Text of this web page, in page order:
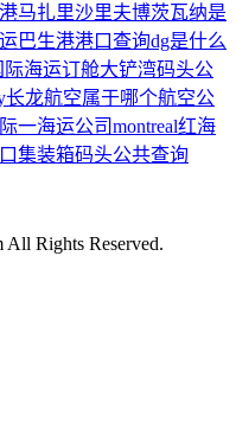
马扎里沙里夫博茨瓦纳是
巴生港港口查询dg是什么
际海运订舱大铲湾码头公
长龙航空属于哪个航空公
一海运公司montreal红海
集装箱码头公共查询
Rights Reserved.